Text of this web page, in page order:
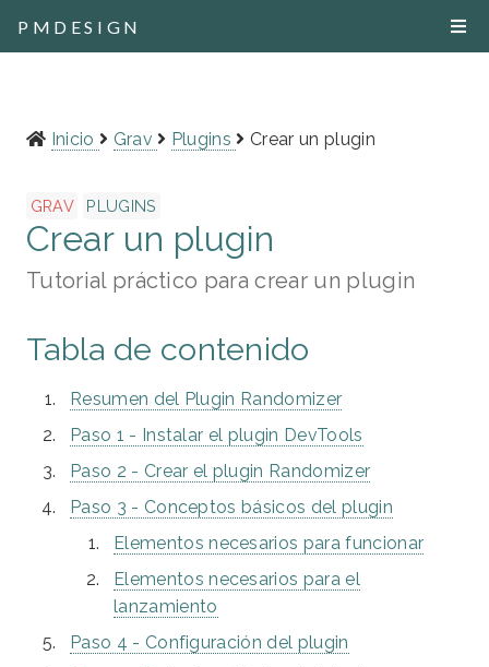
PMDESIGN
Inicio Grav Plugins Crear un plugin
GRAV PLUGINS
Crear un plugin
Tutorial práctico para crear un plugin
Tabla de contenido
Resumen del Plugin Randomizer
Paso 1 - Instalar el plugin DevTools
Paso 2 - Crear el plugin Randomizer
Paso 3 - Conceptos básicos del plugin
Elementos necesarios para funcionar
Elementos necesarios para el
lanzamiento
Paso 4 - Configuración del plugin